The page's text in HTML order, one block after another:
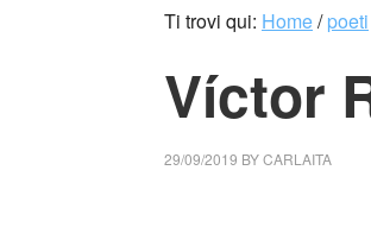
Ti trovi qui: Home/ poeti
Víctor
29/09/2019 BYCARLAITA